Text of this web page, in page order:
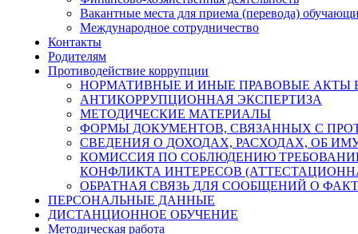
Вакантные места для приема (перевода)
Международное сотрудничество
Контакты
Родителям
Противодействие коррупции
НОРМАТИВНЫЕ И ИНЫЕ ПРАВОВЫЕ АКТЫ
АНТИКОРРУПЦИОННАЯ ЭКСПЕРТИЗА
МЕТОДИЧЕСКИЕ МАТЕРИАЛЫ
ФОРМЫ ДОКУМЕНТОВ, СВЯЗАННЫХ С
СВЕДЕНИЯ О ДОХОДАХ, РАСХОДАХ, ОБ
КОМИССИЯ ПО СОБЛЮДЕНИЮ
КОНФЛИКТА ИНТЕРЕСОВ
ОБРАТНАЯ СВЯЗЬ ДЛЯ СООБЩЕНИЙ О
ПЕРСОНАЛЬНЫЕ ДАННЫЕ
ДИСТАНЦИОННОЕ ОБУЧЕНИЕ
Методическая работа